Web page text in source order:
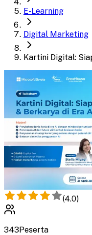
E-Learning
Digital Marketing
Kartini Digital:
(4.0)
343Peserta